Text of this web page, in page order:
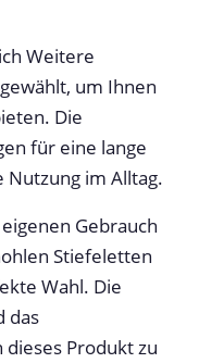
Weitere
um Ihnen
Die
für eine lange
Nutzung im Alltag.
Gebrauch
Stiefeletten
Wahl. Die
das
Produkt zu